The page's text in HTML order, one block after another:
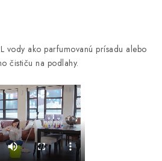
vody ako parfumovanú prísadu alebo
čističu na podlahy.